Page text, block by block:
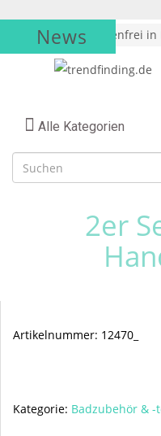
√Versandkostenfrei in
News
Alle Kategorien
2er
Artikelnummer: 12470_
Kategorie: Badzubehör & -